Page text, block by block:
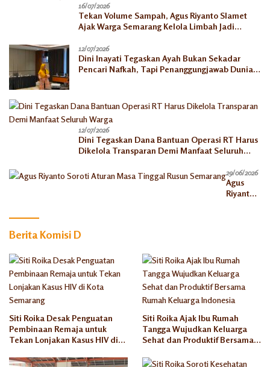
16/07/2026
Tekan Volume Sampah, Agus Riyanto Slamet
Ajak Warga Semarang Kelola Limbah Jadi
12/07/2026
Dini Inayati Tegaskan Ayah Bukan Sekadar
Pencari Nafkah, Tapi Penanggungjawab Dunia
12/07/2026
Dini Tegaskan Dana Bantuan Operasi RT Harus
Dikelola Transparan Demi Manfaat Seluruh
29/06/2026
Agus
Riyanto
Semaran
Berita Komisi D
Siti Roika Desak Penguatan
Pembinaan Remaja untuk
Tekan Lonjakan Kasus HIV di
Siti Roika Ajak Ibu Rumah
Tangga Wujudkan Keluarga
Sehat dan Produktif Bersama